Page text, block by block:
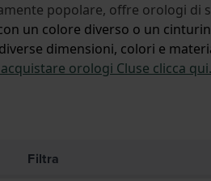
popolare, offre orologi
un colore diverso o un
dimensioni, colori e
orologi Cluse clicca qui.
Filtra